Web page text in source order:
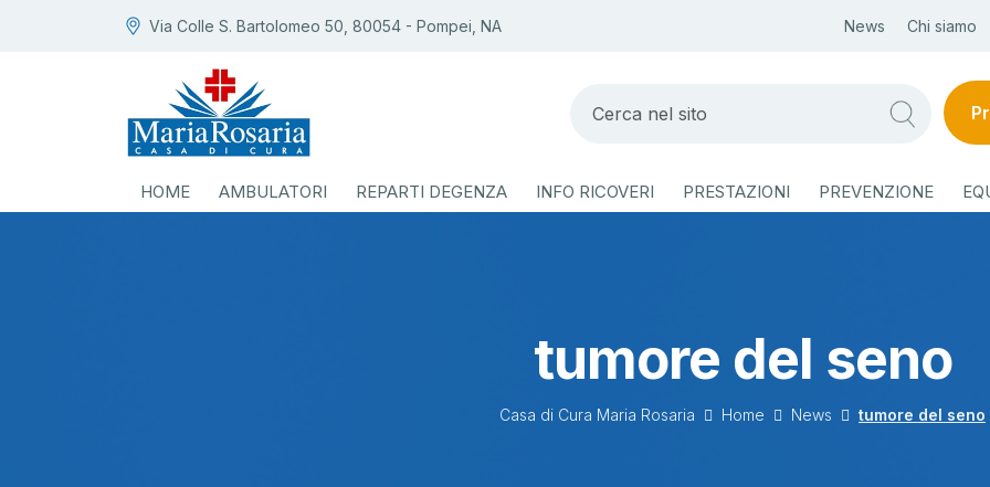
Via Colle S. Bartolomeo 50, 80054 - Pompei, NA News Chi siamo
HOME AMBULATORI REPARTI DEGENZA INFO RICOVERI PRESTAZIONI PREVENZIONE
tumore del seno
Casa di Cura Maria Rosaria Home News tumore del seno